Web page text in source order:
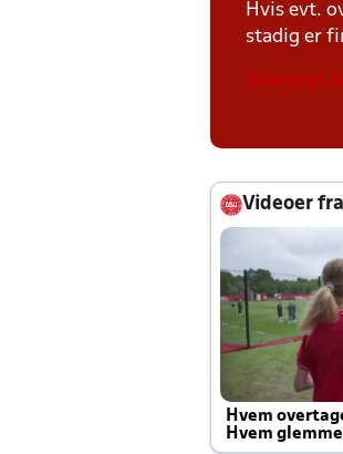
Hvis evt.
stadig er
Oversigt
Videoer
Hvem
Hvem